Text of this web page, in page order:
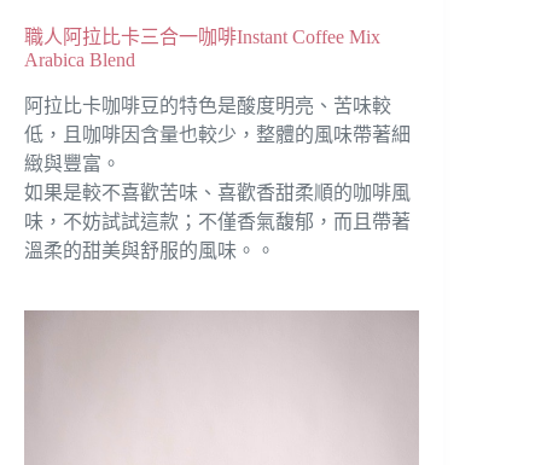
職人阿拉比卡三合一咖啡Instant Coffee Mix
Arabica Blend
阿拉比卡咖啡豆的特色是酸度明亮、苦味較
低，且咖啡因含量也較少，整體的風味帶著細
緻與豐富。
如果是較不喜歡苦味、喜歡香甜柔順的咖啡風
味，不妨試試這款；不僅香氣馥郁，而且帶著
溫柔的甜美與舒服的風味。。